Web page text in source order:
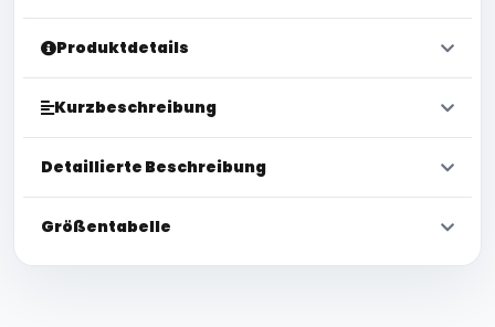
Produktdetails
Kurzbeschreibung
Detaillierte Beschreibung
Größentabelle